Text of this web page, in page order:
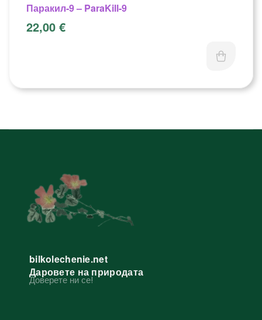
Паракил-9 – ParaKill-9
22,00 €
bilkolechenie.net
Даровете на природата
Доверете ни се!